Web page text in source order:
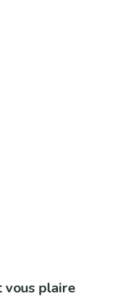
vous plaire